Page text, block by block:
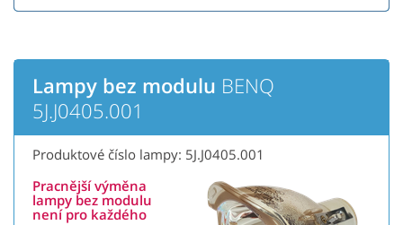
Lampy bez modulu BENQ
5J.J0405.001
Produktové číslo lampy: 5J.J0405.001
Pracnější výměna
lampy bez modulu
není pro každého